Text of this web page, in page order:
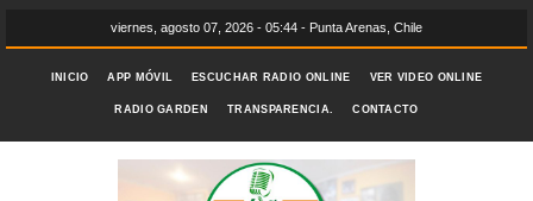
viernes, agosto 07, 2026 - 05:44 - Punta Arenas, Chile
INICIO APP MÓVIL ESCUCHAR RADIO ONLINE VER VIDEO ONLINE
RADIO GARDEN TRANSPARENCIA. CONTACTO